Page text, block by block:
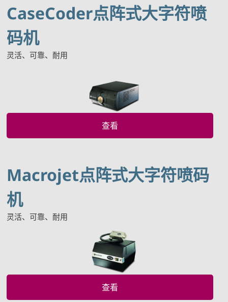
CaseCoder点阵式大字符喷
码机
灵活、可靠、耐用
查看
Macrojet点阵式大字符喷码
机
灵活、可靠、耐用
查看